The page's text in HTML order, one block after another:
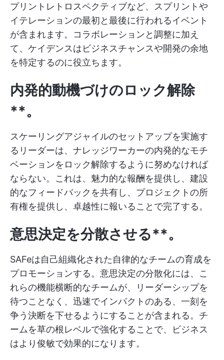
プリントレトロスペクティブなど、スプリントや
イテレーションの最初と最後に行われるイベント
が含まれます。コラボレーションと調整に加え
て、ケイデンスはビジネスチャンスや開発の余地
を特定するのに役立ちます。
内発的動機づけのロック解除
**。
スケーリングアジャイルのセットアップを実施す
るリーダーは、ナレッジワーカーの内発的なモチ
ベーションをロック解除するように努めなければ
ならない。これは、魅力的な報酬を提供し、建設
的なフィードバックを共有し、プロジェクトの所
有権を提供し、卓越性に報いることで完了する。
意思決定を分散させる**。
SAFeは自己組織化された自律的なチームの育成を
プロモーションする。意思決定の分散化には、こ
れらの機能横断的なチームが、リーダーシップを
待つことなく、迅速でインパクトのある、一刻を
争う決断を下せるようにすることが含まれる。チ
ームを草の根レベルで強化することで、ビジネス
はより俊敏で効果的になります。